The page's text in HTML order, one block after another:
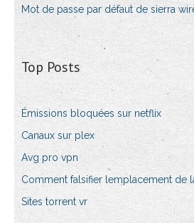
Mot de passe par défaut de sierra
Top Posts
Émissions bloquées sur netflix
Canaux sur plex
Avg pro vpn
Comment falsifier lemplacement de
Sites torrent vr